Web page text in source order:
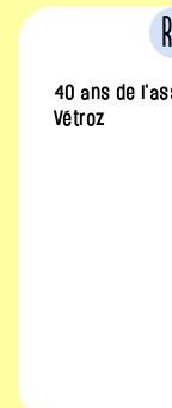
40 ans de
Vétroz